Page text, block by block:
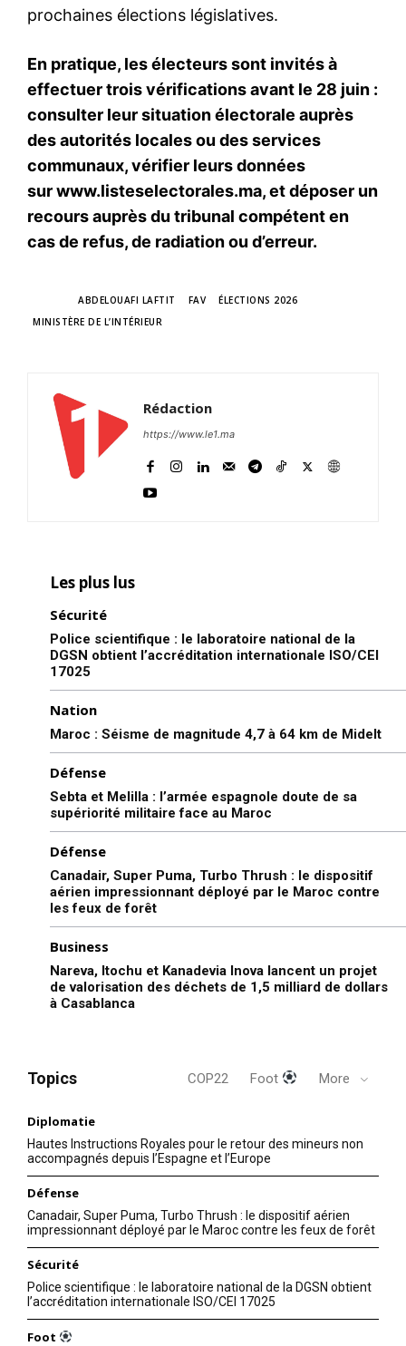
prochaines élections législatives.
En pratique, les électeurs sont invités à
effectuer trois vérifications avant le 28 juin :
consulter leur situation électorale auprès
des autorités locales ou des services
communaux, vérifier leurs données
surwww.listeselectorales.ma, et déposer un
recours auprès du tribunal compétent en
cas de refus, de radiation ou d’erreur.
ABDELOUAFI LAFTIT FAV
ÉLECTIONS 2026
MINISTÈRE DE L’INTÉRIEUR
Rédaction
https://www.le1.ma
Les plus lus
Sécurité
Police scientifique : le laboratoire national de la
DGSN obtient l’accréditation internationale ISO/CEI
17025
Nation
Maroc : Séisme de magnitude 4,7 à 64 km de Midelt
Défense
Sebta et Melilla : l’armée espagnole doute de sa
supériorité militaire face au Maroc
Défense
Canadair, Super Puma, Turbo Thrush : le dispositif
aérien impressionnant déployé par le Maroc contre
les feux de forêt
Business
Nareva, Itochu et Kanadevia Inova lancent un projet
de valorisation des déchets de 1,5 milliard de dollars
à Casablanca
Topics COP22 Foot More
Diplomatie
Hautes Instructions Royales pour le retour des mineurs non
accompagnés depuis l’Espagne et l’Europe
Défense
Canadair, Super Puma, Turbo Thrush : le dispositif aérien
impressionnant déployé par le Maroc contre les feux de forêt
Sécurité
Police scientifique : le laboratoire national de la DGSN obtient
l’accréditation internationale ISO/CEI 17025
Foot